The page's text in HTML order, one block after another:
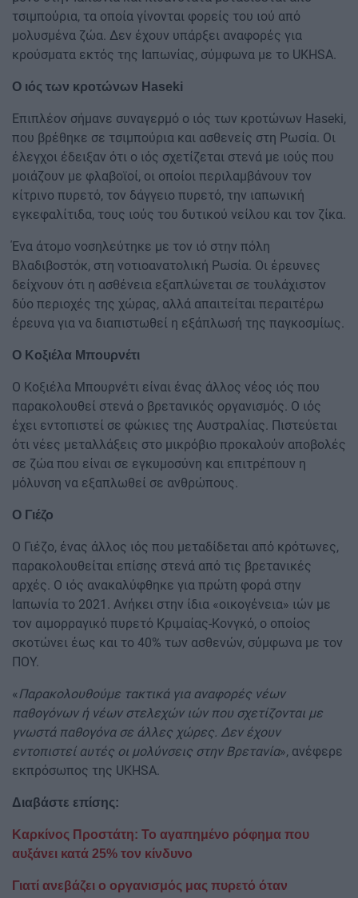
τσιμπούρια, τα οποία γίνονται φορείς του ιού από
μολυσμένα ζώα. Δεν έχουν υπάρξει αναφορές για
κρούσματα εκτός της Ιαπωνίας, σύμφωνα με το UKHSA.
Ο ιός των κροτώνων Haseki
Επιπλέον σήμανε συναγερμό ο ιός των κροτώνων Haseki,
που βρέθηκε σε τσιμπούρια και ασθενείς στη Ρωσία. Οι
έλεγχοι έδειξαν ότι ο ιός σχετίζεται στενά με ιούς που
μοιάζουν με φλαβοϊοί, οι οποίοι περιλαμβάνουν τον
κίτρινο πυρετό, τον δάγγειο πυρετό, την ιαπωνική
εγκεφαλίτιδα, τους ιούς του δυτικού νείλου και τον ζίκα.
Ένα άτομο νοσηλεύτηκε με τον ιό στην πόλη
Βλαδιβοστόκ, στη νοτιοανατολική Ρωσία. Οι έρευνες
δείχνουν ότι η ασθένεια εξαπλώνεται σε τουλάχιστον
δύο περιοχές της χώρας, αλλά απαιτείται περαιτέρω
έρευνα για να διαπιστωθεί η εξάπλωσή της παγκοσμίως.
Ο Κοξιέλα Μπουρνέτι
Ο Κοξιέλα Μπουρνέτι είναι ένας άλλος νέος ιός που
παρακολουθεί στενά ο βρετανικός οργανισμός. Ο ιός
έχει εντοπιστεί σε φώκιες της Αυστραλίας. Πιστεύεται
ότι νέες μεταλλάξεις στο μικρόβιο προκαλούν αποβολές
σε ζώα που είναι σε εγκυμοσύνη και επιτρέπουν η
μόλυνση να εξαπλωθεί σε ανθρώπους.
Ο Γιέζο
Ο Γιέζο, ένας άλλος ιός που μεταδίδεται από κρότωνες,
παρακολουθείται επίσης στενά από τις βρετανικές
αρχές. Ο ιός ανακαλύφθηκε για πρώτη φορά στην
Ιαπωνία το 2021. Ανήκει στην ίδια «οικογένεια» ιών με
τον αιμορραγικό πυρετό Κριμαίας-Κονγκό, ο οποίος
σκοτώνει έως και το 40% των ασθενών, σύμφωνα με τον
ΠΟΥ.
«Παρακολουθούμε τακτικά για αναφορές νέων
παθογόνων ή νέων στελεχών ιών που σχετίζονται με
γνωστά παθογόνα σε άλλες χώρες. Δεν έχουν
εντοπιστεί αυτές οι μολύνσεις στην Βρετανία», ανέφερε
εκπρόσωπος της UKHSA.
Διαβάστε επίσης:
Καρκίνος Προστάτη: Το αγαπημένο ρόφημα που
αυξάνει κατά 25% τον κίνδυνο
Γιατί ανεβάζει ο οργανισμός μας πυρετό όταν